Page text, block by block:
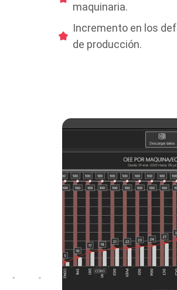
maquinaria.
Incremento en los
de producción.